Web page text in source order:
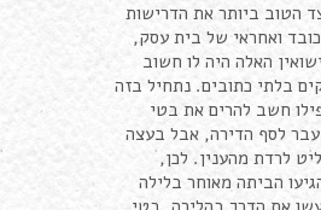
הטוב ביותר את הדרישות
ואחראי של בית עסק,
האלה היה לו חשוב
בלתי כתובים. נתחיל בזה
חשב להרים את בטי
לסף הדירה, אבל בעצה
לרדת מהענין. לכן,
הביתה מאוחר בלילה